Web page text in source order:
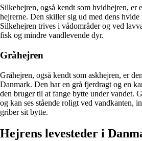
Silkehejren, også kendt som hvidhejren, er
hejrerne. Den skiller sig ud med dens
Silkehejren trives i vådområder og ved
fisk og mindre vandlevende dyr.
Gråhejren
Gråhejren, også kendt som askhejren, er
Danmark. Den har en grå fjerdragt og en
den bruger til at fange bytte under vandet.
og kan ses stående roligt ved vandkanten,
griber sit bytte.
Hejrens levesteder i